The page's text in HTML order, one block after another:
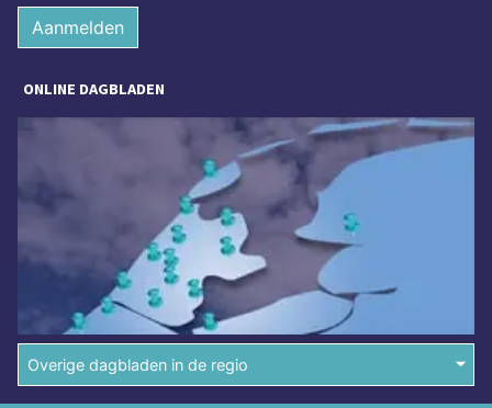
Aanmelden
ONLINE DAGBLADEN
Overige dagbladen in de regio